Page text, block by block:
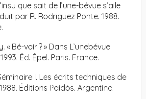
que sait de l’une-bévue s’aile
par R. Rodriguez Ponte. 1988.
« Bé-voir ? » Dans L’unebévue
Éd. Épel. Paris. France.
I. Les écrits techniques de
Éditions Paidós. Argentine.